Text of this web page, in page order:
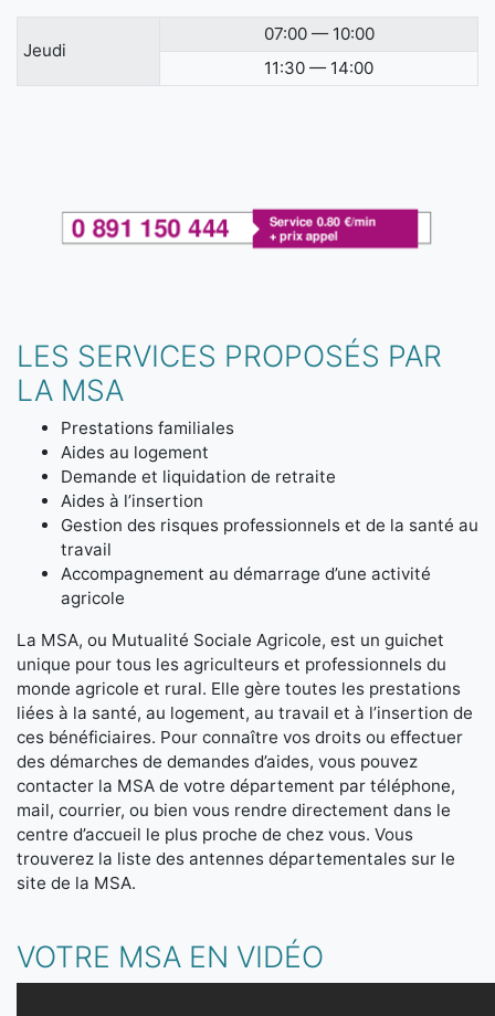
Jeudi
07:00 — 10:00
11:30 — 14:00
LES SERVICES PROPOSÉS PAR
LA MSA
Prestations familiales
Aides au logement
Demande et liquidation de retraite
Aides à l’insertion
Gestion des risques professionnels et de la santé au
travail
Accompagnement au démarrage d’une activité
agricole
La MSA, ou Mutualité Sociale Agricole, est un guichet
unique pour tous les agriculteurs et professionnels du
monde agricole et rural. Elle gère toutes les prestations
liées à la santé, au logement, au travail et à l’insertion de
ces bénéficiaires. Pour connaître vos droits ou effectuer
des démarches de demandes d’aides, vous pouvez
contacter la MSA de votre département par téléphone,
mail, courrier, ou bien vous rendre directement dans le
centre d’accueil le plus proche de chez vous. Vous
trouverez la liste des antennes départementales sur le
site de la MSA.
VOTRE MSA EN VIDÉO